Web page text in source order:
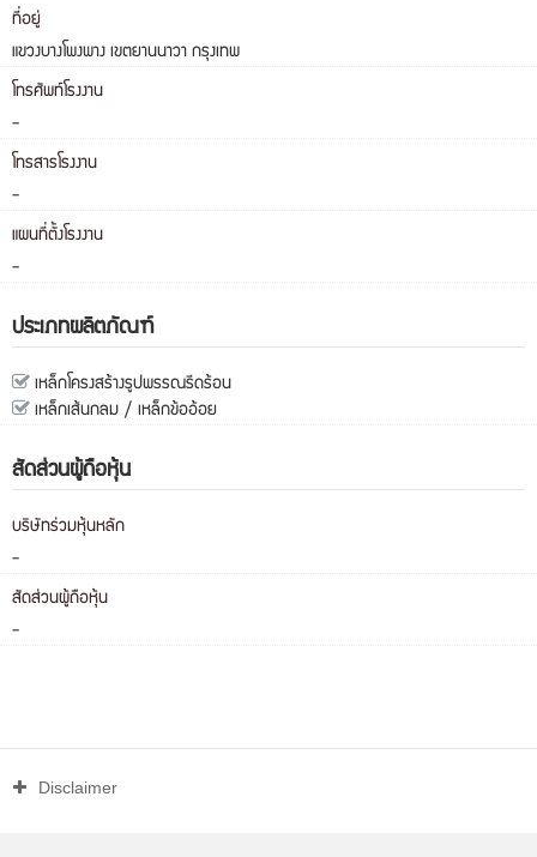
ที่อยู่
แขวงบางโพงพาง เขตยานนาวา กรุงเทพ
โทรศัพท์โรงงาน
-
โทรสารโรงงาน
-
แผนที่ตั้งโรงงาน
-
ประเภทผลิตภัณฑ์
เหล็กโครงสร้างรูปพรรณรีดร้อน
เหล็กเส้นกลม / เหล็กข้ออ้อย
สัดส่วนผู้ถือหุ้น
บริษัทร่วมหุ้นหลัก
-
สัดส่วนผู้ถือหุ้น
-
Disclaimer